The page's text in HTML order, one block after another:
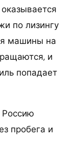
по лизингу
машины на
и
попадает
Россию
пробега и